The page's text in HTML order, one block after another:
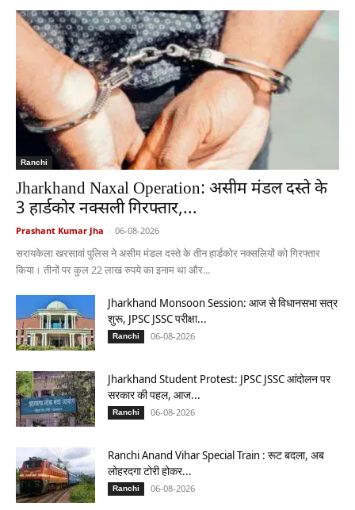
Ranchi
Jharkhand Naxal Operation: असीम मंडल दस्ते के
3 हार्डकोर नक्सली गिरफ्तार,...
Prashant Kumar Jha - 06-08-2026
सरायकेला खरसावां पुलिस ने असीम मंडल दस्ते के तीन हार्डकोर नक्सलियों को गिरफ्तार
किया। तीनों पर कुल 22 लाख रुपये का इनाम था और...
Jharkhand Monsoon Session: आज से विधानसभा सत्र
शुरू, JPSC JSSC परीक्षा...
Ranchi 06-08-2026
Jharkhand Student Protest: JPSC JSSC आंदोलन पर
सरकार की पहल, आज...
Ranchi 06-08-2026
Ranchi Anand Vihar Special Train : रूट बदला, अब
लोहरदगा टोरी होकर...
Ranchi 06-08-2026